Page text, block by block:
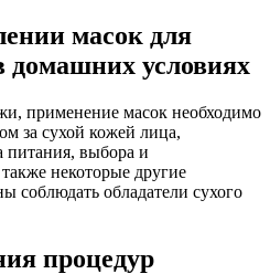
масок для
домашних условиях
применение масок необходимо
за сухой кожей лица,
выбора и
некоторые другие
соблюдать обладатели сухого
процедур